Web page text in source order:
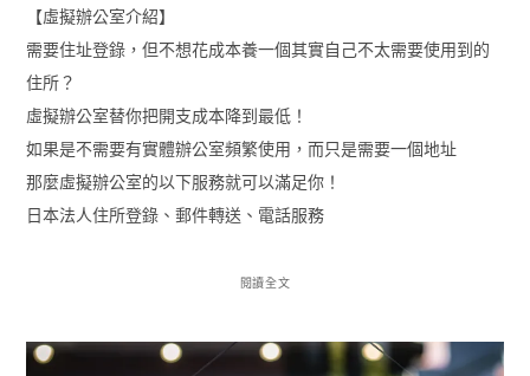
【虛擬辦公室介紹】
需要住址登錄，但不想花成本養一個其實自己不太需要使用到的
住所？
虛擬辦公室替你把開支成本降到最低！
如果是不需要有實體辦公室頻繁使用，而只是需要一個地址
那麼虛擬辦公室的以下服務就可以滿足你！
日本法人住所登錄、郵件轉送、電話服務
閱讀全文